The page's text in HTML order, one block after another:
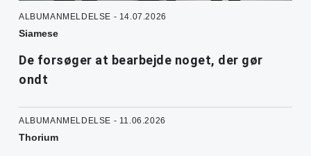
ALBUMANMELDELSE - 14.07.2026
Siamese
De forsøger at bearbejde noget, der gør
ondt
ALBUMANMELDELSE - 11.06.2026
Thorium